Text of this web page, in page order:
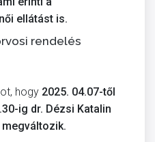
ellátást is.
rendelés
hogy 2025. 04.07-től
ig dr. Dézsi Katalin